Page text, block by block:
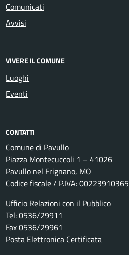
Comunicati
Avvisi
VIVERE IL COMUNE
Luoghi
Eventi
CONTATTI
Comune di Pavullo
Piazza Montecuccoli 1 – 41026
Pavullo nel Frignano, MO
Codice fiscale / P.IVA: 00223910365
Ufficio Relazioni con il Pubblico
Tel: 0536/29911
Fax 0536/29961
Posta Elettronica Certificata